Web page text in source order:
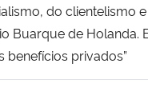
do clientelismo e
Buarque de Holanda.
privados”